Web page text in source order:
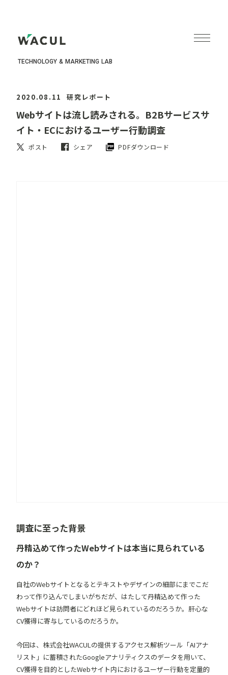
TECHNOLOGY & MARKETING LAB
2020.08.11 研究レポート
Webサイトは流し読みされる。B2Bサービスサ
イト・ECにおけるユーザー行動調査
ポスト シェア PDFダウンロード
調査に至った背景
丹精込めて作ったWebサイトは本当に見られている
のか？
自社のWebサイトとなるとテキストやデザインの細部にまでこだ
わって作り込んでしまいがちだが、はたして丹精込めて作った
Webサイトは訪問者にどれほど見られているのだろうか。肝心な
CV獲得に寄与しているのだろうか。
今回は、株式会社WACULの提供するアクセス解析ツール「AIアナ
リスト 」に蓄積されたGoogleアナリティクスのデータを用いて、
CV獲得を目的としたWebサイト内におけるユーザー行動を定量的